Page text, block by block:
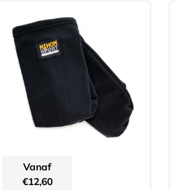
Vanaf
€12,60